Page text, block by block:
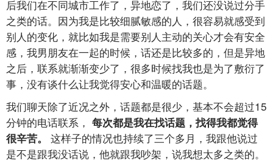
后我们在不同城市工作了，异地恋了，我们还没说过分手
之类的话。因为我是比较细腻敏感的人，很容易就感受到
别人的变化，就比如我是需要别人主动的关心才会有安全
感，我男朋友在一起的时候，话还是比较多的，但是异地
之后，联系就渐渐变少了，很多时候找我也是为了敷衍了
事，没有谈什么让我觉得安心和温暖的话题。
我们聊天除了近况之外，话题都是很少，基本不会超过15
分钟的电话联系， 每次都是我在找话题，找得我都觉得
很辛苦。 这样子的情况也持续了三个多月，我跟他说过
是不是跟我没话说，他就跟我吵架，说我想太多之类的。